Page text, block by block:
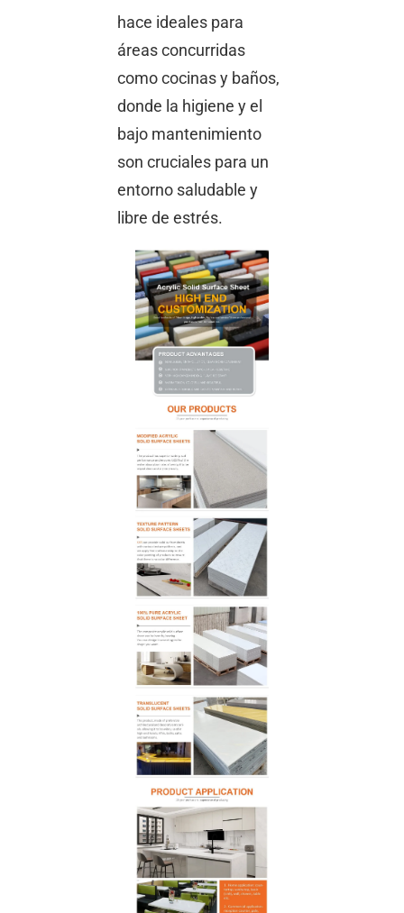
hace ideales para
áreas concurridas
como cocinas y baños,
donde la higiene y el
bajo mantenimiento
son cruciales para un
entorno saludable y
libre de estrés.